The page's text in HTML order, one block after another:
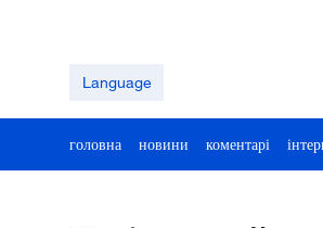
Language
головна новини коментарі